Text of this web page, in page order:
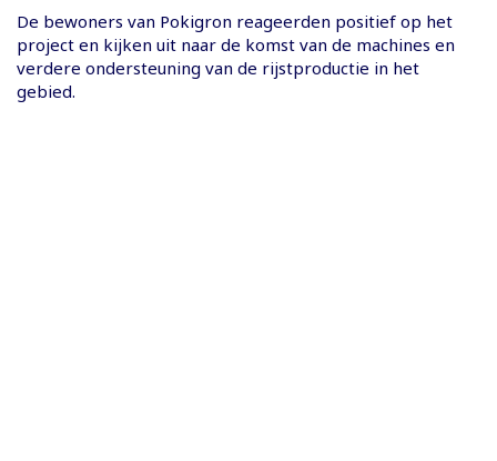
De bewoners van Pokigron reageerden positief op het
project en kijken uit naar de komst van de machines en
verdere ondersteuning van de rijstproductie in het
gebied.